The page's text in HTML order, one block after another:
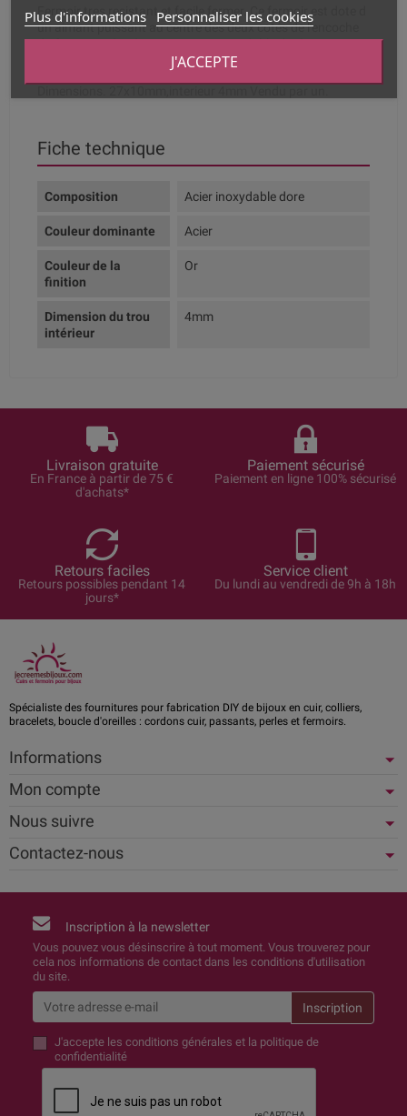
Fermoir tres resistant et facile fermer. Ce fermoir est dote d
un aimant puissant au centre des deux cotés de l'encoche
du fermoir. Très résistant. Acier inoxydable doré rose.
Fiche technique
Composition Acier inoxydable dore
Couleur dominante Acier
Couleur de la
finition
Or
Dimension du trou
intérieur
4mm
Livraison gratuite
En France à partir de 75 €
d'achats*
Paiement sécurisé
Paiement en ligne 100% sécurisé
Retours faciles
Retours possibles pendant 14
jours*
Service client
Du lundi au vendredi de 9h à 18h
Spécialiste des fournitures pour fabrication DIY de bijoux en cuir, colliers,
bracelets, boucle d'oreilles : cordons cuir, passants, perles et fermoirs.
Informations
Mon compte
Nous suivre
Contactez-nous
Plus d'informations Personnaliser les cookies
J'ACCEPTE
Inscription à la newsletter
Vous pouvez vous désinscrire à tout moment. Vous trouverez pour
cela nos informations de contact dans les conditions d'utilisation
du site.
J'accepte les conditions générales et la politique de
confidentialité